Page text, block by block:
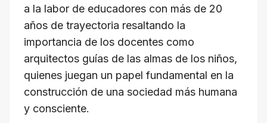
a la labor de educadores con más de 20
años de trayectoria resaltando la
importancia de los docentes como
arquitectos guías de las almas de los niños,
quienes juegan un papel fundamental en la
construcción de una sociedad más humana
y consciente.